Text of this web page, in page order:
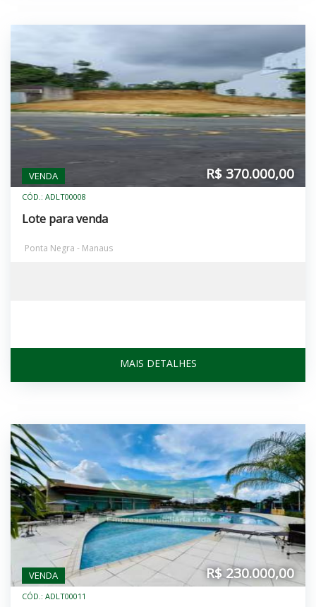
VENDA R$ 370.000,00
CÓD.: ADLT00008
Lote para venda
Ponta Negra - Manaus
MAIS DETALHES
VENDA R$ 230.000,00
CÓD.: ADLT00011